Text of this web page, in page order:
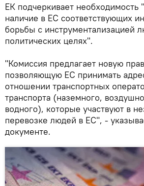
ЕК подчеркивает необходимость
наличие в ЕС соответствующих
борьбы с инструментализацией
политических целях".
"Комиссия предлагает новую
позволяющую ЕС принимать
отношении транспортных
транспорта (наземного,
водного), которые участвуют в
перевозке людей в ЕС", -
документе.